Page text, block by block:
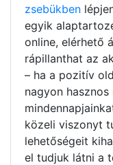
zsebükben
egyik
online, elérhető
rápillanthat az
– ha a pozitív
nagyon
közeli viszonyt
lehetőségeit
el tudjuk látni a